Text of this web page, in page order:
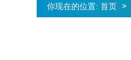
你现在的位置: 首页 >